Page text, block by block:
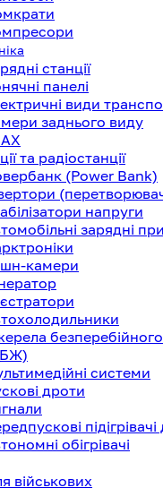
станції
панелі
види
заднього виду
та радіостанції
(Power Bank)
напруги
зарядні
камери
системи
дроти
обігрівачі
військових